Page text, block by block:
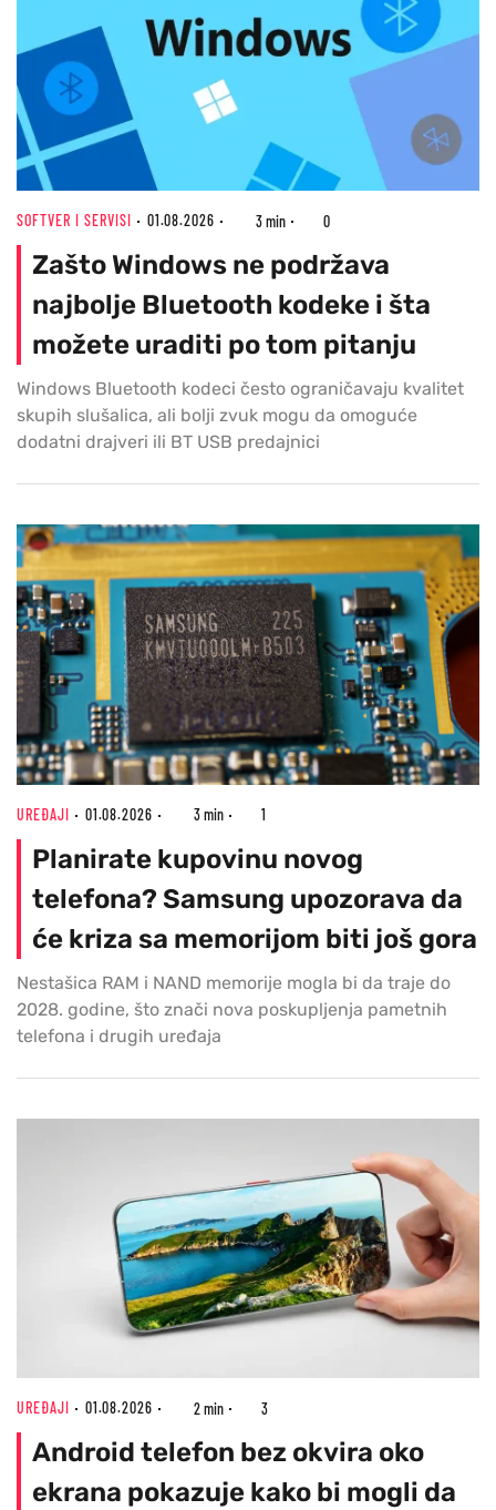
SOFTVER I SERVISI 01.08.2026 3 min 0
Zašto Windows ne podržava
najbolje Bluetooth kodeke i šta
možete uraditi po tom pitanju
Windows Bluetooth kodeci često ograničavaju kvalitet
skupih slušalica, ali bolji zvuk mogu da omoguće
dodatni drajveri ili BT USB predajnici
UREĐAJI 01.08.2026 3 min 1
Planirate kupovinu novog
telefona? Samsung upozorava da
će kriza sa memorijom biti još gora
Nestašica RAM i NAND memorije mogla bi da traje do
2028. godine, što znači nova poskupljenja pametnih
telefona i drugih uređaja
UREĐAJI 01.08.2026 2 min 3
Android telefon bez okvira oko
ekrana pokazuje kako bi mogli da